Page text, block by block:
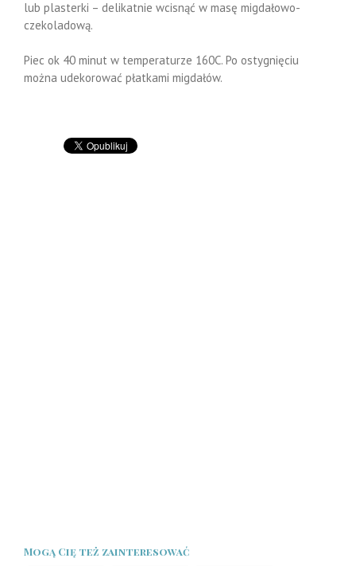
lub plasterki – delikatnie wcisnąć w masę migdałowo-
czekoladową.
Piec ok 40 minut w temperaturze 160C. Po ostygnięciu
można udekorować płatkami migdałów.
Mogą Cię też zainteresować